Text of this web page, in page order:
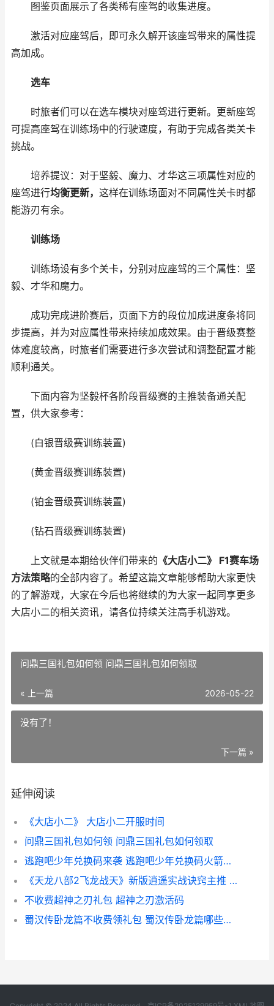
图鉴页面展示了各类稀有座驾的收集进度。
激活对应座驾后，即可永久解开该座驾带来的属性提
高加成。
选车
时旅者们可以在选车模块对座驾进行更新。更新座驾
可提高座驾在训练场中的行驶速度，有助于完成各类关卡
挑战。
培养提议：对于坚毅、魔力、才华这三项属性对应的
座驾进行均衡更新， 这样在训练场面对不同属性关卡时都
能游刃有余。
训练场
训练场设有多个关卡，分别对应座驾的三个属性：坚
毅、才华和魔力。
成功完成进阶赛后，页面下方的段位加成进度条将同
步提高，并为对应属性带来持续加成效果。由于晋级赛整
体难度较高，时旅者们需要进行多次尝试和调整配置才能
顺利通关。
下面内容为坚毅杯各阶段晋级赛的主推装备通关配
置，供大家参考：
(白银晋级赛训练装置)
(黄金晋级赛训练装置)
(铂金晋级赛训练装置)
(钻石晋级赛训练装置)
上文就是本期给伙伴们带来的 《大店小二》 F1赛车场
方法策略的全部内容了。希望这篇文章能够帮助大家更快
的了解游戏，大家在今后也将继续的为大家一起同享更多
大店小二的相关资讯，请各位持续关注高手机游戏。
问鼎三国礼包如何领 问鼎三国礼包如何领取
« 上一篇 2026-05-22
没有了！
下一篇 »
延伸阅读
《大店小二》 大店小二开服时间
问鼎三国礼包如何领 问鼎三国礼包如何领取
逃跑吧少年兑换码来袭 逃跑吧少年兑换码火箭筒碎片
《天龙八部2飞龙战天》新版逍遥实战诀窍主推 天龙八部2飞龙战天峨眉攻略
不收费超神之刃礼包 超神之刃激活码
蜀汉传卧龙篇不收费领礼包 蜀汉传卧龙篇哪些人必死